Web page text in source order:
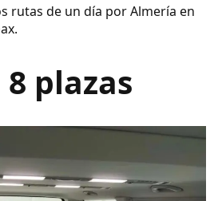
rutas de un día por Almería en
8 plazas